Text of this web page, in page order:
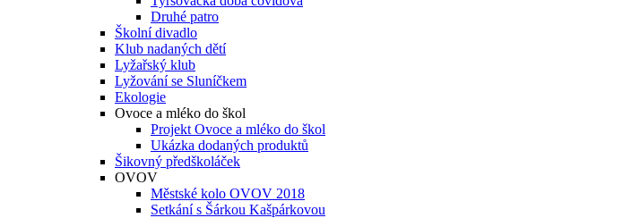
Druhé patro
Školní divadlo
Klub nadaných dětí
Lyžařský klub
Lyžování se Sluníčkem
Ekologie
Ovoce a mléko do škol
Projekt Ovoce a mléko do škol
Ukázka dodaných produktů
Šikovný předškoláček
OVOV
Městské kolo OVOV 2018
Setkání s Šárkou Kašpárkovou